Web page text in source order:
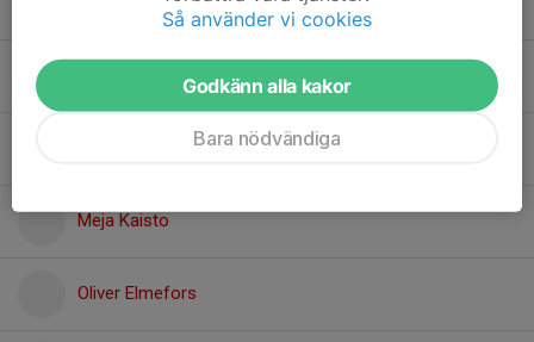
Luna Dahlberg Lindström
Meja Kaisto
Oliver Elmefors
Så använder vi cookies
Godkänn alla kakor
Bara nödvändiga